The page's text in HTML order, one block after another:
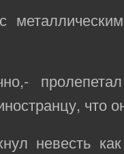
что
невесть